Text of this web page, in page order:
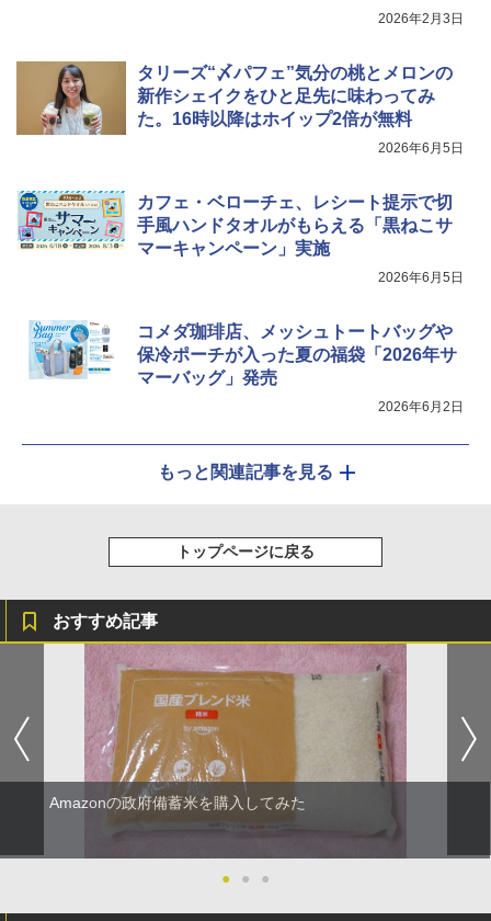
2026年2月3日
タリーズ“〆パフェ”気分の桃とメロンの
新作シェイクをひと足先に味わってみ
た。16時以降はホイップ2倍が無料
2026年6月5日
カフェ・ベローチェ、レシート提示で切
手風ハンドタオルがもらえる「黒ねこサ
マーキャンペーン」実施
2026年6月5日
コメダ珈琲店、メッシュトートバッグや
保冷ポーチが入った夏の福袋「2026年サ
マーバッグ」発売
2026年6月2日
もっと関連記事を見る
トップページに戻る
おすすめ記事
Amazonの政府備蓄米を購入してみた
● ● ●